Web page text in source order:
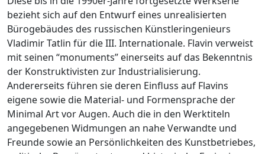
bezieht sich auf den Entwurf eines unrealisierten
Bürogebäudes des russischen Künstleringenieurs
Vladimir Tatlin für die III. Internationale. Flavin verweist
mit seinen “monuments” einerseits auf das Bekenntnis
der Konstruktivisten zur Industrialisierung.
Andererseits führen sie deren Einfluss auf Flavins
eigene sowie die Material- und Formensprache der
Minimal Art vor Augen. Auch die in den Werktiteln
angegebenen Widmungen an nahe Verwandte und
Freunde sowie an Persönlichkeiten des Kunstbetriebes,